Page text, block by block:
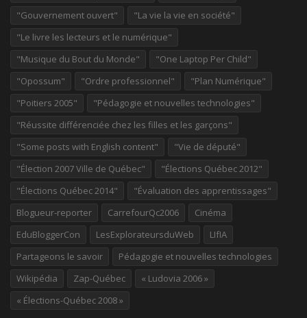
"Gouvernement ouvert"
"La vie la vie en société"
"Le livre les lecteurs et le numérique"
"Musique du Bout du Monde"
"One Laptop Per Child"
"Opossum"
"Ordre professionnel"
"Plan Numérique"
"Poitiers 2005"
"Pédagogie et nouvelles technologies"
"Réussite différenciée chez les filles et les garçons"
"Some posts with English content"
"Vie de député"
"Élection 2007 Ville de Québec"
"Élections Québec 2012"
"Élections Québec 2014"
"Évaluation des apprentissages"
Blogueur-reporter
CarrefourQc2006
Cinéma
EduBloggerCon
LesExplorateursduWeb
LIfIA
Partageons le savoir
Pédagogie et nouvelles technologies
Wikipédia
Zap-Québec
« Ludovia 2006 »
« Élections-Québec 2008 »